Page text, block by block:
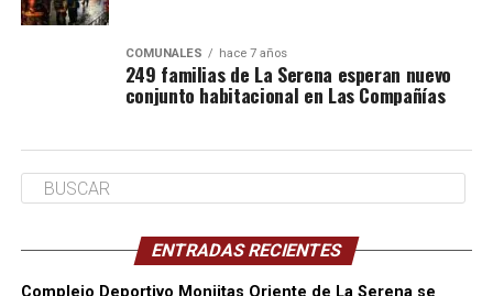
COMUNALES hace 7 años
249 familias de La Serena esperan nuevo
conjunto habitacional en Las Compañías
ENTRADAS RECIENTES
Complejo Deportivo Monjitas Oriente de La Serena se